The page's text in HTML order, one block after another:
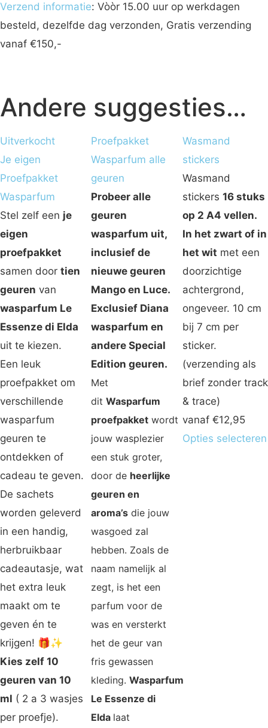
Verzend informatie: Vòòr 15.00 uur op werkdagen
besteld, dezelfde dag verzonden, Gratis verzending
vanaf €150,-
Andere suggesties…
Uitverkocht
Je eigen
Proefpakket
Wasparfum
Stel zelf een je
eigen
proefpakket
samen door tien
geuren van
wasparfum Le
Essenze di Elda
uit te kiezen.
Een leuk
proefpakket om
verschillende
wasparfum
geuren te
ontdekken of
cadeau te geven.
De sachets
worden geleverd
in een handig,
herbruikbaar
cadeautasje, wat
het extra leuk
maakt om te
geven én te
krijgen! 🎁✨
Kies zelf 10
geuren van 10
ml ( 2 a 3 wasjes
per proefje).
Proefpakket
Wasparfum alle
geuren
Probeer alle
geuren
wasparfum uit,
inclusief de
nieuwe geuren
Mango en Luce.
Exclusief Diana
wasparfum en
andere Special
Edition geuren.
Met
ditWasparfum
proefpakket wordt
jouw wasplezier
een stuk groter,
door de heerlijke
geuren en
aroma’s die jouw
wasgoed zal
hebben. Zoals de
naam namelijk al
zegt, is het een
parfum voor de
was en versterkt
het de geur van
fris gewassen
kleding.Wasparfum
Le Essenze di
Elda laat
Wasmand
stickers
Wasmand
stickers 16 stuks
op 2 A4 vellen.
In het zwart of in
het wit met een
doorzichtige
achtergrond,
ongeveer. 10 cm
bij 7 cm per
sticker.
(verzending als
brief zonder track
& trace)
vanaf €12,95
Opties selecteren